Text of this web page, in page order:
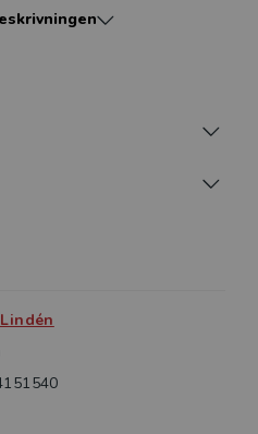
kunskaperna. Det
samt
förståelse i
siffror mellan formler i